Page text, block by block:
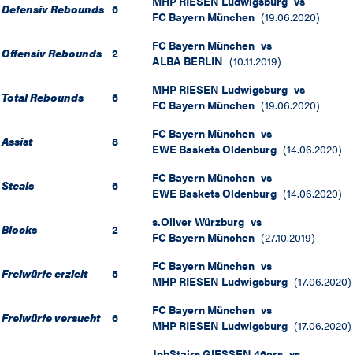
Defensiv Rebounds 6
FC Bayern München (19.06.2020)
Offensiv Rebounds 2 FC Bayern München vs
ALBA BERLIN (10.11.2019)
Total Rebounds 6 MHP RIESEN Ludwigsburg vs
FC Bayern München (19.06.2020)
Assist 8 FC Bayern München vs
EWE Baskets Oldenburg (14.06.2020)
Steals 6 FC Bayern München vs
EWE Baskets Oldenburg (14.06.2020)
Blocks 2 s.Oliver Würzburg vs
FC Bayern München (27.10.2019)
Freiwürfe erzielt 5 FC Bayern München vs
MHP RIESEN Ludwigsburg (17.06.2020)
Freiwürfe versucht 6 FC Bayern München vs
MHP RIESEN Ludwigsburg (17.06.2020)